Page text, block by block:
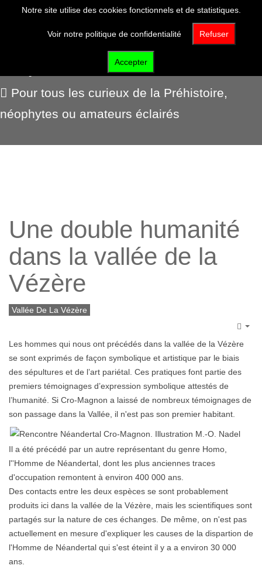
Expositions virtuelles
Pour tous les curieux de la Préhistoire,
néophytes ou amateurs éclairés
Une double humanité
dans la vallée de la
Vézère
Vallée De La Vézère
Les hommes qui nous ont précédés dans la vallée de la Vézère
se sont exprimés de façon symbolique et artistique par le biais
des sépultures et de l’art pariétal. Ces pratiques font partie des
premiers témoignages d’expression symbolique attestés de
l’humanité. Si Cro-Magnon a laissé de nombreux témoignages de
son passage dans la Vallée, il n'est pas son premier habitant.
Il a été précédé par un autre représentant du genre Homo,
l''Homme de Néandertal, dont les plus anciennes traces
d'occupation remontent à environ 400 000 ans.
Des contacts entre les deux espèces se sont probablement
produits ici dans la vallée de la Vézère, mais les scientifiques sont
partagés sur la nature de ces échanges. De même, on n'est pas
actuellement en mesure d'expliquer les causes de la dispartion de
l'Homme de Néandertal qui s'est éteint il y a a environ 30 000
ans.
Notre site utilise des cookies fonctionnels et de statistiques.
Voir notre politique de confidentialité Refuser
Accepter